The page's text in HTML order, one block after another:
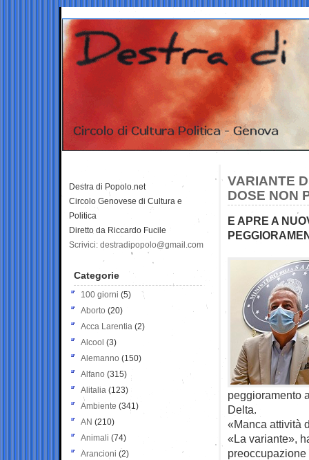
VARIANTE
DOSE NON
E APRE A
peggioramento
Delta.
«Manca attività
«La variante»,
Destra di Popolo.net
Circolo Genovese di Cultura e
Politica
Diretto da Riccardo Fucile
Scrivici: destradipopolo@gmail.com
Categorie
100 giorni (5)
Aborto (20)
Acca Larentia (2)
Alcool (3)
Alemanno (150)
Alfano (315)
Alitalia (123)
Ambiente (341)
AN (210)
Animali (74)
Arancioni (2)